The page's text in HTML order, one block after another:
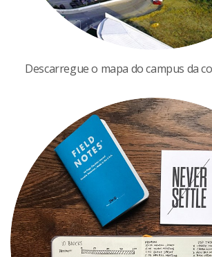
Descarregue o mapa do campus da